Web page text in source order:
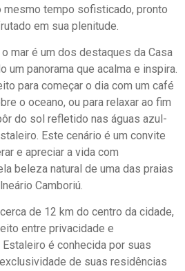
mesmo tempo sofisticado, pronto
em sua plenitude.
mar é um dos destaques da Casa
um panorama que acalma e inspira.
para começar o dia com um café
o oceano, ou para relaxar ao fim
do sol refletido nas águas azul-
Este cenário é um convite
e apreciar a vida com
beleza natural de uma das praias
Camboriú.
de 12 km do centro da cidade,
entre privacidade e
é conhecida por suas
de suas residências